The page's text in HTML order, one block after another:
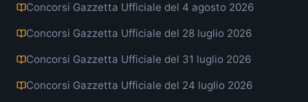
Concorsi Gazzetta Ufficiale del 4 agosto 2026
Concorsi Gazzetta Ufficiale del 28 luglio 2026
Concorsi Gazzetta Ufficiale del 31 luglio 2026
Concorsi Gazzetta Ufficiale del 24 luglio 2026